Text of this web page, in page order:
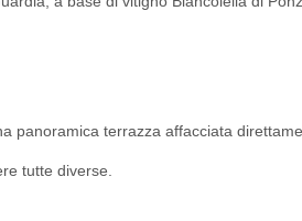
panoramica terrazza affacciata
tutte diverse.